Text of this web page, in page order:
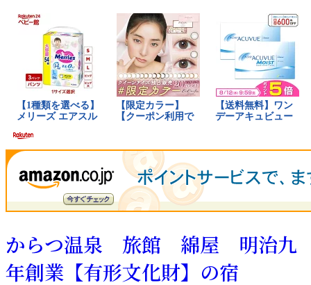
からつ温泉 旅館 綿屋 明治九
年創業【有形文化財】の宿